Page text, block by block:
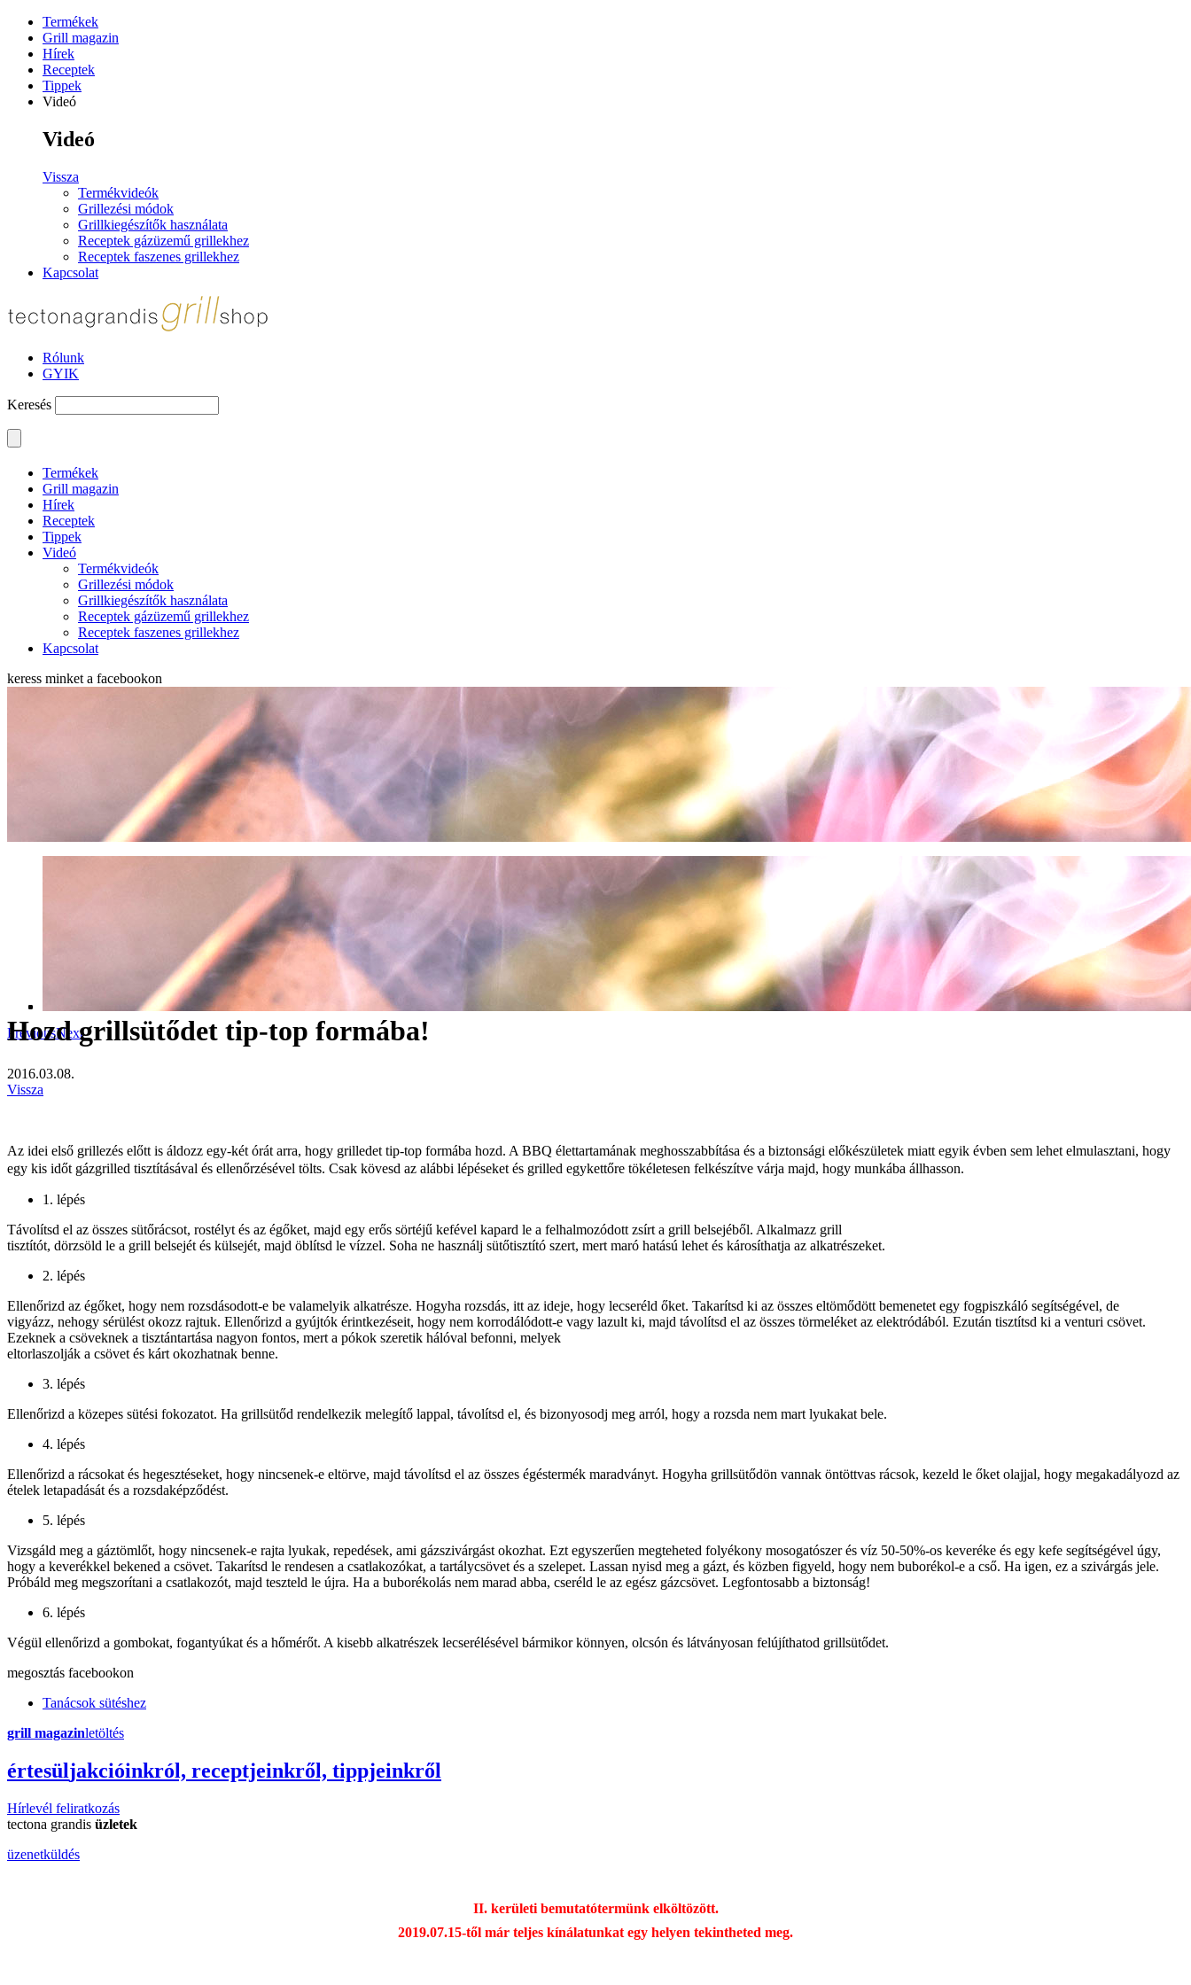
Termékek
Grill magazin
Hírek
Receptek
Tippek
Videó
Videó
Vissza
Termékvideók
Grillezési módok
Grillkiegészítők használata
Receptek gázüzemű grillekhez
Receptek faszenes grillekhez
Kapcsolat
Rólunk
GYIK
Keresés
Termékek
Grill magazin
Hírek
Receptek
Tippek
Videó
Termékvideók
Grillezési módok
Grillkiegészítők használata
Receptek gázüzemű grillekhez
Receptek faszenes grillekhez
Kapcsolat
keress minket a facebookon
PreviousNext
Hozd grillsütődet tip-top formába!
2016.03.08.
Vissza
Az idei első grillezés előtt is áldozz egy-két órát arra, hogy grilledet tip-top formába hozd. A BBQ élettartamának meghosszabbítása és a biztonsági előkészületek miatt egyik évben sem lehet elmulasztani, hogy
egy kis időt gázgrilled tisztításával és ellenőrzésével tölts. Csak kövesd az alábbi lépéseket és grilled egykettőre tökéletesen felkészítve várja majd, hogy munkába állhasson.
1. lépés
Távolítsd el az összes sütőrácsot, rostélyt és az égőket, majd egy erős sörtéjű kefével kapard le a felhalmozódott zsírt a grill belsejéből. Alkalmazz grill
tisztítót, dörzsöld le a grill belsejét és külsejét, majd öblítsd le vízzel. Soha ne használj sütőtisztító szert, mert maró hatású lehet és károsíthatja az alkatrészeket.
2. lépés
Ellenőrizd az égőket, hogy nem rozsdásodott-e be valamelyik alkatrésze. Hogyha rozsdás, itt az ideje, hogy lecseréld őket. Takarítsd ki az összes eltömődött bemenetet egy fogpiszkáló segítségével, de
vigyázz, nehogy sérülést okozz rajtuk. Ellenőrizd a gyújtók érintkezéseit, hogy nem korrodálódott-e vagy lazult ki, majd távolítsd el az összes törmeléket az elektródából. Ezután tisztítsd ki a venturi csövet.
Ezeknek a csöveknek a tisztántartása nagyon fontos, mert a pókok szeretik hálóval befonni, melyek
eltorlaszolják a csövet és kárt okozhatnak benne.
3. lépés
Ellenőrizd a közepes sütési fokozatot. Ha grillsütőd rendelkezik melegítő lappal, távolítsd el, és bizonyosodj meg arról, hogy a rozsda nem mart lyukakat bele.
4. lépés
Ellenőrizd a rácsokat és hegesztéseket, hogy nincsenek-e eltörve, majd távolítsd el az összes égéstermék maradványt. Hogyha grillsütődön vannak öntöttvas rácsok, kezeld le őket olajjal, hogy megakadályozd az
ételek letapadását és a rozsdaképződést.
5. lépés
Vizsgáld meg a gáztömlőt, hogy nincsenek-e rajta lyukak, repedések, ami gázszivárgást okozhat. Ezt egyszerűen megteheted folyékony mosogatószer és víz 50-50%-os keveréke és egy kefe segítségével úgy,
hogy a keverékkel bekened a csövet. Takarítsd le rendesen a csatlakozókat, a tartálycsövet és a szelepet. Lassan nyisd meg a gázt, és közben figyeld, hogy nem buborékol-e a cső. Ha igen, ez a szivárgás jele.
Próbáld meg megszorítani a csatlakozót, majd teszteld le újra. Ha a buborékolás nem marad abba, cseréld le az egész gázcsövet. Legfontosabb a biztonság!
6. lépés
Végül ellenőrizd a gombokat, fogantyúkat és a hőmérőt. A kisebb alkatrészek lecserélésével bármikor könnyen, olcsón és látványosan felújíthatod grillsütődet.
megosztás facebookon
Tanácsok sütéshez
grill magazinletöltés
értesül jakcióinkról, receptjeinkről, tippjeinkről
Hírlevél feliratkozás
tectona grandis üzletek
üzenetküldés
II. kerületi bemutatótermünk elköltözött.
2019.07.15-től már teljes kínálatunkat egy helyen tekintheted meg.